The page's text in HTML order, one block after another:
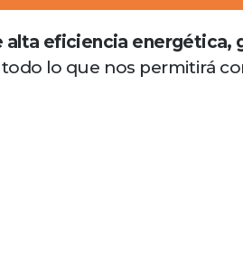
eficiencia energética,
lo que nos permitirá